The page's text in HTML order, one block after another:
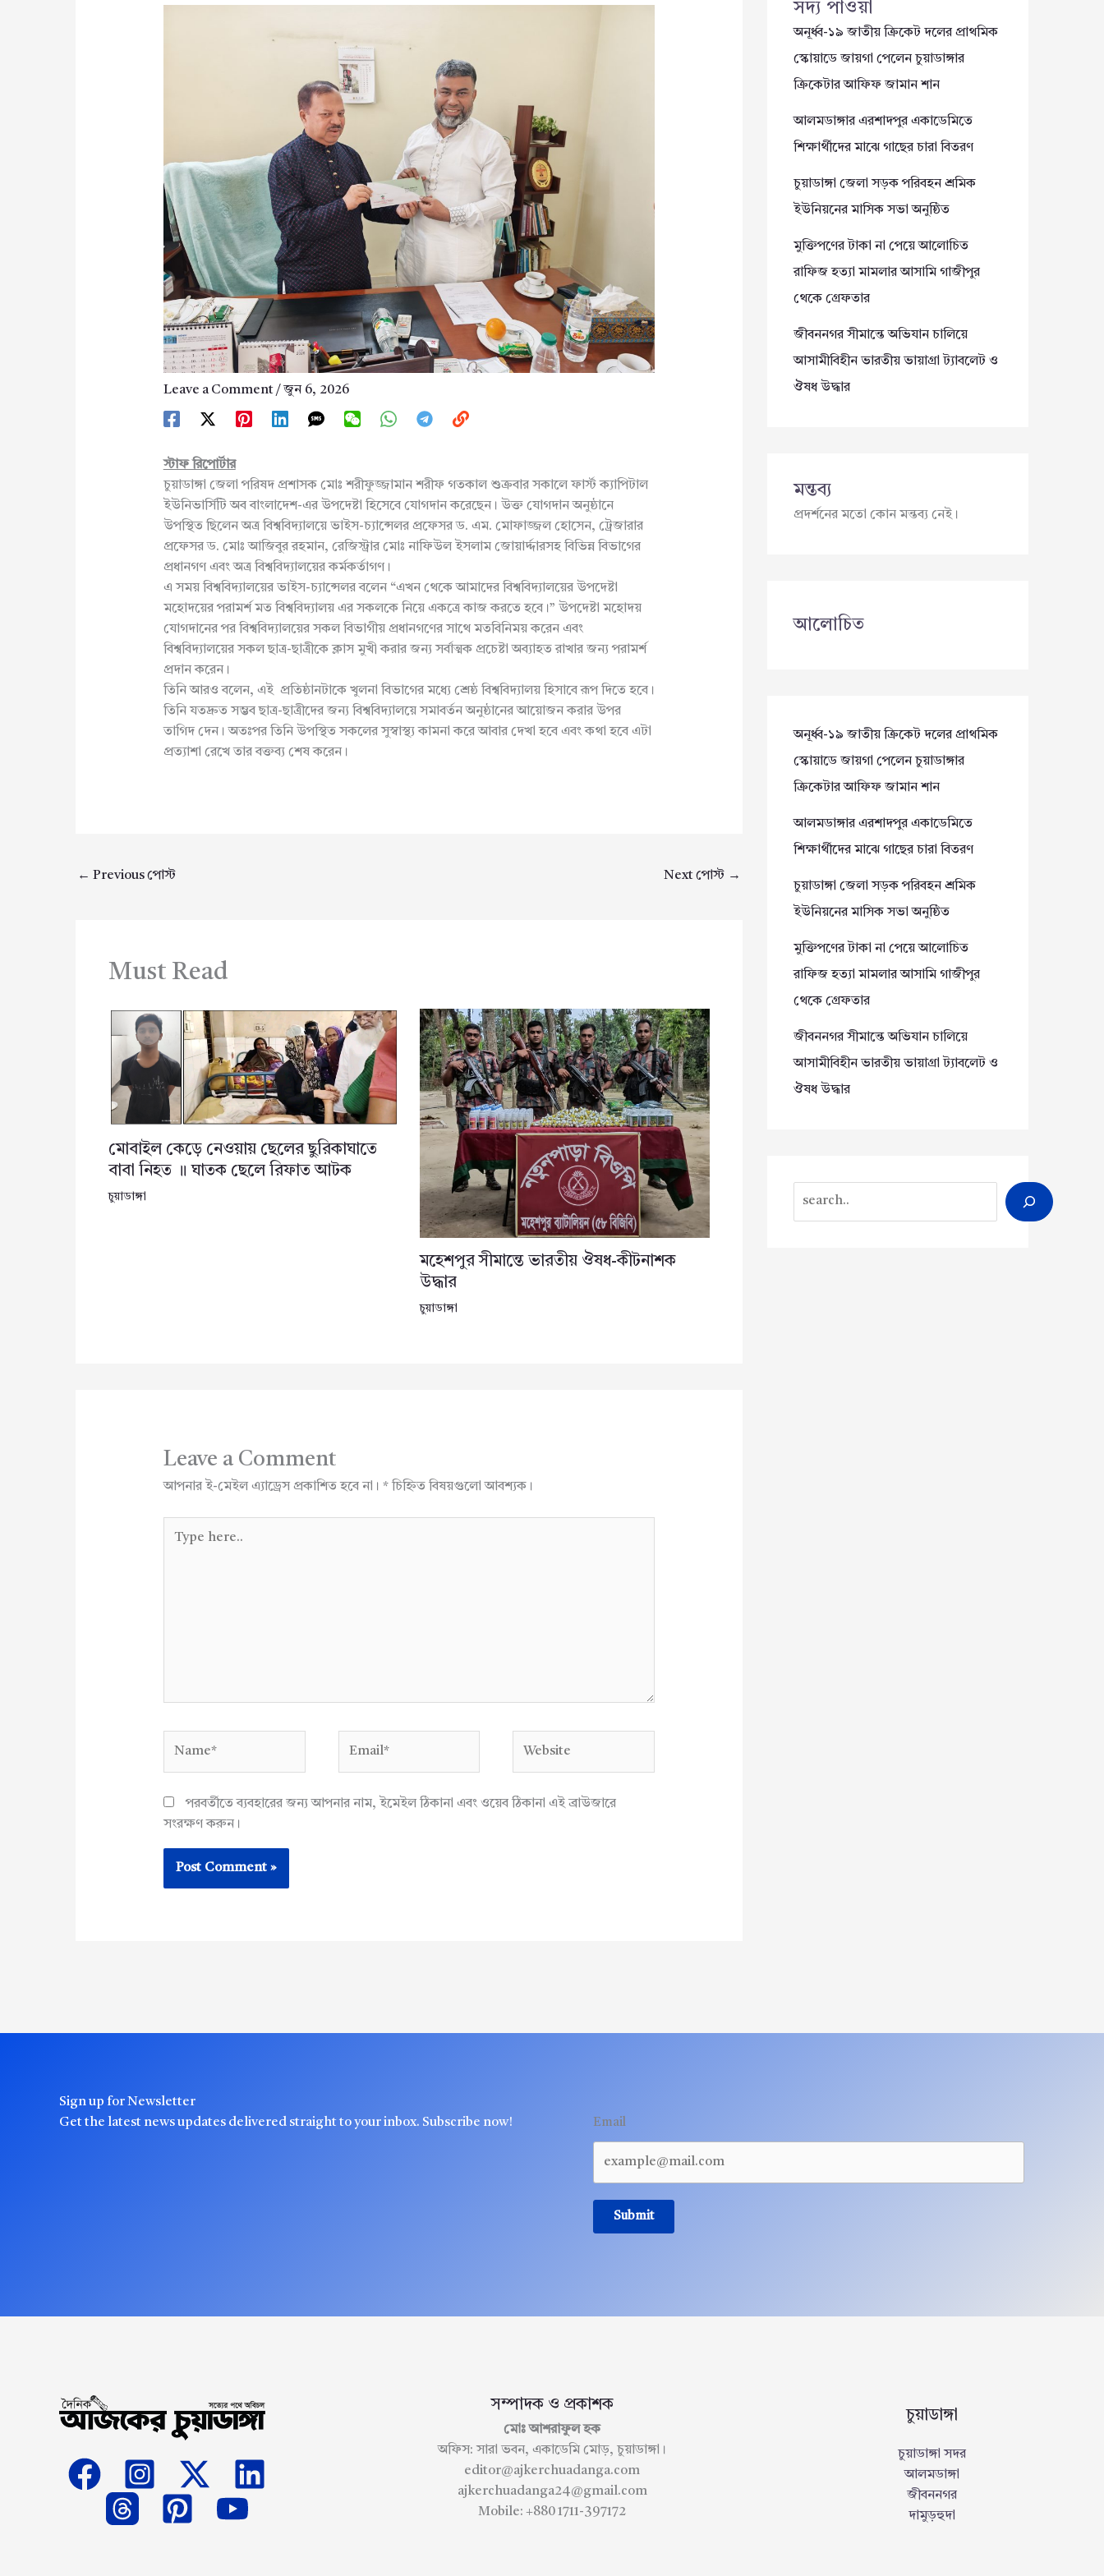
Leave a Comment /জুন 6, 2026
স্টাফ রিপোর্টার
চুয়াডাঙ্গা জেলা পরিষদ প্রশাসক মোঃ শরীফুজ্জামান শরীফ গতকাল শুক্রবার সকালে ফার্স্ট ক্যাপিটাল
ইউনিভার্সিটি অব বাংলাদেশ-এর উপদেষ্টা হিসেবে যোগদান করেছেন। উক্ত যোগদান অনুষ্ঠানে
উপস্থিত ছিলেন অত্র বিশ্ববিদ্যালয়ে ভাইস-চ্যান্সেলর প্রফেসর ড. এম. মোফাজ্জল হোসেন, ট্রেজারার
প্রফেসর ড. মোঃ আজিবুর রহমান, রেজিস্ট্রার মোঃ নাফিউল ইসলাম জোয়ার্দ্দারসহ বিভিন্ন বিভাগের
প্রধানগণ এবং অত্র বিশ্ববিদ্যালয়ের কর্মকর্তাগণ।
এ সময় বিশ্ববিদ্যালয়ের ভাইস-চ্যান্সেলর বলেন “এখন থেকে আমাদের বিশ্ববিদ্যালয়ের উপদেষ্টা
মহোদয়ের পরামর্শ মত বিশ্ববিদ্যালয় এর সকলকে নিয়ে একত্রে কাজ করতে হবে।” উপদেষ্টা মহোদয়
যোগদানের পর বিশ্ববিদ্যালয়ের সকল বিভাগীয় প্রধানগণের সাথে মতবিনিময় করেন এবং
বিশ্ববিদ্যালয়ের সকল ছাত্র-ছাত্রীকে ক্লাস মুখী করার জন্য সর্বাত্মক প্রচেষ্টা অব্যাহত রাখার জন্য পরামর্শ
প্রদান করেন।
তিনি আরও বলেন, এই প্রতিষ্ঠানটাকে খুলনা বিভাগের মধ্যে শ্রেষ্ঠ বিশ্ববিদ্যালয় হিসাবে রূপ দিতে হবে।
তিনি যতদ্রুত সম্ভব ছাত্র-ছাত্রীদের জন্য বিশ্ববিদ্যালয়ে সমাবর্তন অনুষ্ঠানের আয়োজন করার উপর
তাগিদ দেন। অতঃপর তিনি উপস্থিত সকলের সুস্বাস্থ্য কামনা করে আবার দেখা হবে এবং কথা হবে এটা
প্রত্যাশা রেখে তার বক্তব্য শেষ করেন।
← Previous পোস্ট Next পোস্ট →
Must Read
মোবাইল কেড়ে নেওয়ায় ছেলের ছুরিকাঘাতে
বাবা নিহত ॥ ঘাতক ছেলে রিফাত আটক
চুয়াডাঙ্গা
মহেশপুর সীমান্তে ভারতীয় ঔষধ-কীটনাশক
উদ্ধার
চুয়াডাঙ্গা
Leave a Comment
আপনার ই-মেইল এ্যাড্রেস প্রকাশিত হবে না। *চিহ্নিত বিষয়গুলো আবশ্যক।
here..
পরবর্তীতে ব্যবহারের জন্য আপনার নাম, ইমেইল ঠিকানা এবং ওয়েব ঠিকানা এই ব্রাউজারে
সংরক্ষণ করুন।
সদ্য পাওয়া
অনূর্ধ্ব-১৯ জাতীয় ক্রিকেট দলের প্রাথমিক
স্কোয়াডে জায়গা পেলেন চুয়াডাঙ্গার
ক্রিকেটার আফিফ জামান শান
আলমডাঙ্গার এরশাদপুর একাডেমিতে
শিক্ষার্থীদের মাঝে গাছের চারা বিতরণ
চুয়াডাঙ্গা জেলা সড়ক পরিবহন শ্রমিক
ইউনিয়নের মাসিক সভা অনুষ্ঠিত
মুক্তিপণের টাকা না পেয়ে আলোচিত
রাফিজ হত্যা মামলার আসামি গাজীপুর
থেকে গ্রেফতার
জীবননগর সীমান্তে অভিযান চালিয়ে
আসামীবিহীন ভারতীয় ভায়াগ্রা ট্যাবলেট ও
ঔষধ উদ্ধার
মন্তব্য
প্রদর্শনের মতো কোন মন্তব্য নেই।
আলোচিত
অনূর্ধ্ব-১৯ জাতীয় ক্রিকেট দলের প্রাথমিক
স্কোয়াডে জায়গা পেলেন চুয়াডাঙ্গার
ক্রিকেটার আফিফ জামান শান
আলমডাঙ্গার এরশাদপুর একাডেমিতে
শিক্ষার্থীদের মাঝে গাছের চারা বিতরণ
চুয়াডাঙ্গা জেলা সড়ক পরিবহন শ্রমিক
ইউনিয়নের মাসিক সভা অনুষ্ঠিত
মুক্তিপণের টাকা না পেয়ে আলোচিত
রাফিজ হত্যা মামলার আসামি গাজীপুর
থেকে গ্রেফতার
জীবননগর সীমান্তে অভিযান চালিয়ে
আসামীবিহীন ভারতীয় ভায়াগ্রা ট্যাবলেট ও
ঔষধ উদ্ধার
Sign up for Newsletter
Get the latest news updates delivered straight to your inbox. Subscribe now!
Email
Submit
সম্পাদক ও প্রকাশক
মোঃ আশরাফুল হক
অফিস: সারা ভবন, একাডেমি মোড়, চুয়াডাঙ্গা।
editor@ajkerchuadanga.com
ajkerchuadanga24@gmail.com
Mobile: +880 1711-397172
চুয়াডাঙ্গা
চুয়াডাঙ্গা সদর
আলমডাঙ্গা
জীবননগর
দামুড়হুদা